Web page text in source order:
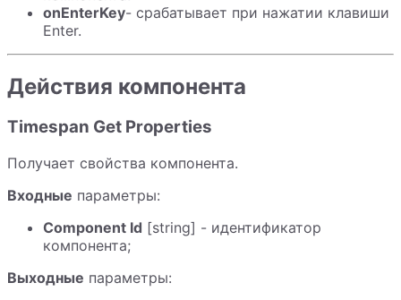
onEnterKey- срабатывает при нажатии клавиши
Enter.
Действия компонента
Timespan Get Properties
Получает свойства компонента.
Входные параметры:
Component Id [string] - идентификатор
компонента;
Выходные параметры: